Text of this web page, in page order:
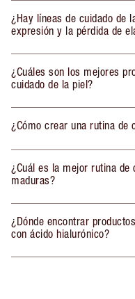
¿Hay líneas de cuidado de
expresión y la pérdida de
¿Cuáles son los mejores
cuidado de la piel?
¿Cómo crear una rutina de
¿Cuál es la mejor rutina de
maduras?
¿Dónde encontrar
con ácido hialurónico?